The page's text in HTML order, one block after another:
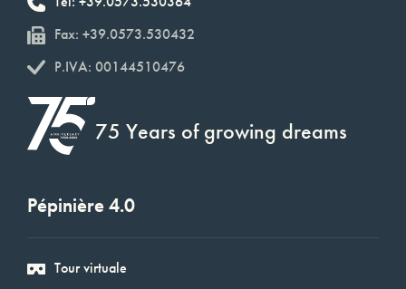
Fax: +39.0573.530432
P.IVA: 00144510476
75 Years of growing dreams
Pépinière 4.0
Tour virtuale